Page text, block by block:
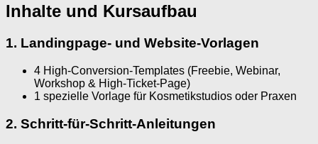
Inhalte und Kursaufbau
1. Landingpage- und Website-Vorlagen
4 High-Conversion-Templates (Freebie, Webinar,
Workshop & High-Ticket-Page)
1 spezielle Vorlage für Kosmetikstudios oder Praxen
2. Schritt-für-Schritt-Anleitungen